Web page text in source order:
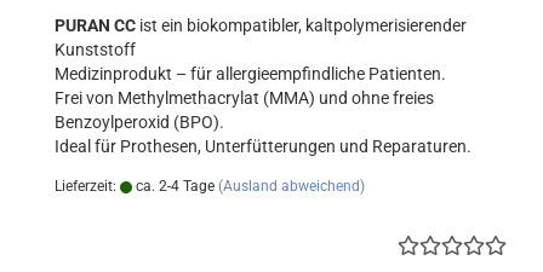
PURAN CC ist ein biokompatibler, kaltpolymerisierender
Kunststoff
Medizinprodukt – für allergieempfindliche Patienten.
Frei von Methylmethacrylat (MMA) und ohne freies
Benzoylperoxid (BPO).
Ideal für Prothesen, Unterfütterungen und Reparaturen.
Lieferzeit: ca. 2-4 Tage (Ausland abweichend)